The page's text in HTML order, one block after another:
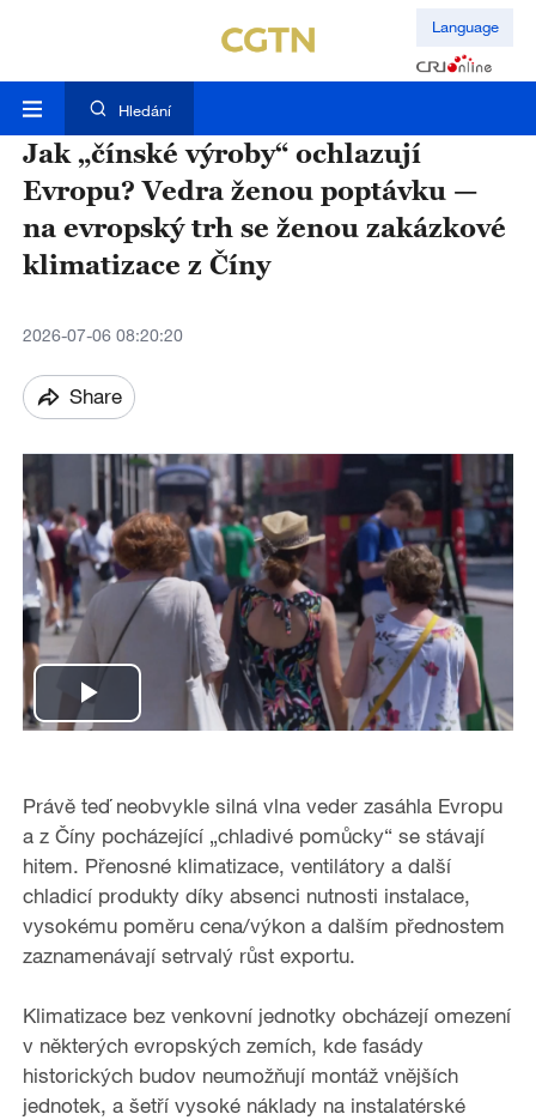
Language
Hledání
Jak „čínské výroby“ ochlazují
Evropu? Vedra ženou poptávku —
na evropský trh se ženou zakázkové
klimatizace z Číny
2026-07-06 08:20:20
Share
P
a
y
V
d
e
Právě teď neobvykle silná vlna veder zasáhla Evropu
a z Číny pocházející „chladivé pomůcky“ se stávají
hitem. Přenosné klimatizace, ventilátory a další
chladicí produkty díky absenci nutnosti instalace,
vysokému poměru cena/výkon a dalším přednostem
zaznamenávají setrvalý růst exportu.
Klimatizace bez venkovní jednotky obcházejí omezení
v některých evropských zemích, kde fasády
historických budov neumožňují montáž vnějších
jednotek, a šetří vysoké náklady na instalatérské